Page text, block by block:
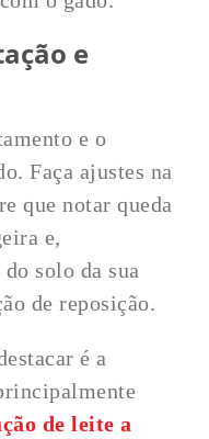
e
e o
Faça ajustes na
que notar queda
e,
solo da sua
de reposição.
é a
de leite a